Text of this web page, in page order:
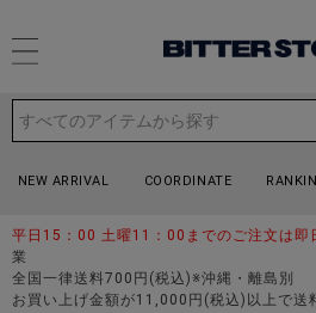
NEW ARRIVAL COORDINATE
平日15：00 土曜11：00までのご注文は即
業
全国一律送料700円(税込)※沖縄・離島別
お買い上げ金額が11,000円(税込)以上で送